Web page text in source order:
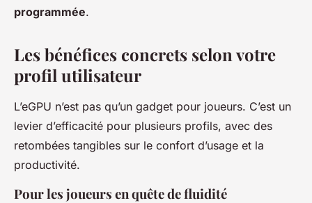
programmée.
Les bénéfices concrets selon votre
profil utilisateur
L’eGPU n’est pas qu’un gadget pour joueurs. C’est un
levier d’efficacité pour plusieurs profils, avec des
retombées tangibles sur le confort d’usage et la
productivité.
Pour les joueurs en quête de fluidité